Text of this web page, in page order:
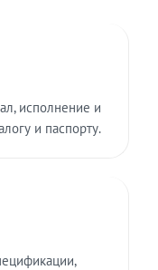
исполнение и
и паспорту.